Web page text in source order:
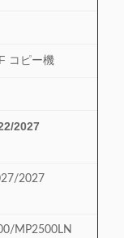
コピー機
2027
2027
MP2500LN